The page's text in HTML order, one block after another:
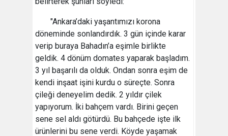
"Ankara’daki yaşantımızı korona
döneminde sonlandırdık. 3 gün içinde karar
verip buraya Bahadın’a eşimle birlikte
geldik. 4 dönüm domates yaparak başladım.
3 yıl başarılı da olduk. Ondan sonra eşim de
kendi inşaat işini kurdu o süreçte. Sonra
çileği deneyelim dedik. 2 yıldır çilek
yapıyorum. İki bahçem vardı. Birini geçen
sene sel aldı götürdü. Bu bahçede işte ilk
ürünlerini bu sene verdi. Köyde yaşamak